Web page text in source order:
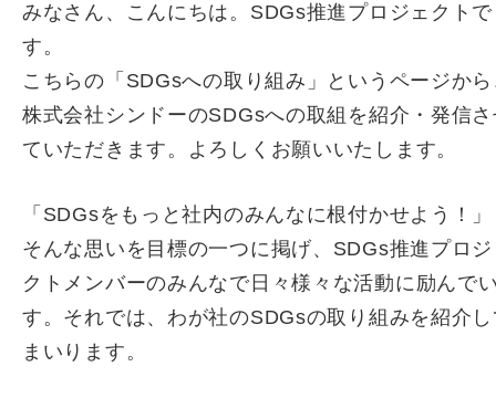
みなさん、こんにちは。SDGs推進プロジェクトで
す。
こちらの「SDGsへの取り組み」というページか
株式会社シンドーのSDGsへの取組を紹介・発信
ていただきます。よろしくお願いいたします。
「SDGsをもっと社内のみんなに根付かせよう！」
そんな思いを目標の一つに掲げ、SDGs推進プロ
クトメンバーのみんなで日々様々な活動に励んで
す。 それでは、わが社のSDGsの取り組みを紹介
まいります。